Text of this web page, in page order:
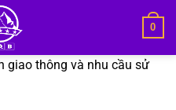
0
giao thông và nhu cầu sử